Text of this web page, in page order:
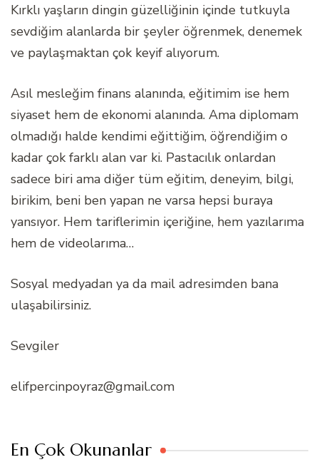
Kırklı yaşların dingin güzelliğinin içinde tutkuyla
sevdiğim alanlarda bir şeyler öğrenmek, denemek
ve paylaşmaktan çok keyif alıyorum.
Asıl mesleğim finans alanında, eğitimim ise hem
siyaset hem de ekonomi alanında. Ama diplomam
olmadığı halde kendimi eğittiğim, öğrendiğim o
kadar çok farklı alan var ki. Pastacılık onlardan
sadece biri ama diğer tüm eğitim, deneyim, bilgi,
birikim, beni ben yapan ne varsa hepsi buraya
yansıyor. Hem tariflerimin içeriğine, hem yazılarıma
hem de videolarıma…
Sosyal medyadan ya da mail adresimden bana
ulaşabilirsiniz.
Sevgiler
elifpercinpoyraz@gmail.com
En Çok Okunanlar